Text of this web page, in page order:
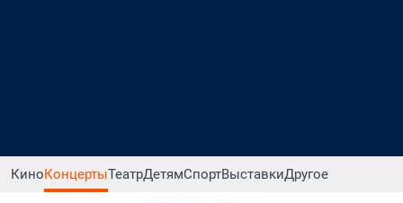
КиноКонцертыТеатрДетямСпортВыставкиДругое